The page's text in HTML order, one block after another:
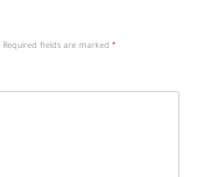
Required fields are marked *